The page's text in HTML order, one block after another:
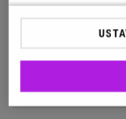
Quiz.
kadr,